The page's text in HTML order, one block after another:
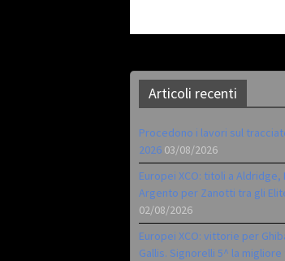
Articoli recenti
Procedono i lavori sul
2026 03/08/2026
Europei XCO: titoli a Aldridge,
Argento per Zanotti tra gli
02/08/2026
Europei XCO: vittorie per
Gallis. Signorelli 5^ la